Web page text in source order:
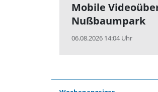
Mobile
Nußbaumpark
06.08.2026 14:04 Uhr